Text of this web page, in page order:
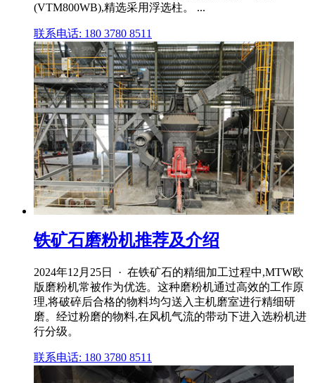
(VTM800WB),精选采用浮选柱。 ...
联系电话: 180 3780 8511
铁矿石磨粉机推荐及介绍
2024年12月25日 · 在铁矿石的精细加工过程中,MTW欧
版磨粉机常被作为优选。这种磨粉机通过高效的工作原
理,将破碎后合格的物料均匀送入主机磨室进行精细研
磨。经过粉磨的物料,在风机气流的带动下进入选粉机进
行分级。
联系电话: 180 3780 8511